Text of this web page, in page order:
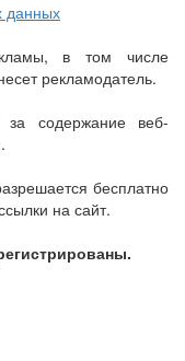
данных
в том числе
рекламодатель.
за содержание веб-
бесплатно
на сайт.